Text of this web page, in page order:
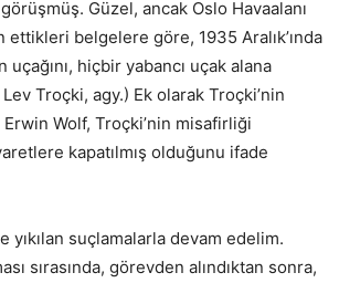
Güzel, ancak Oslo Havaalanı
belgelere göre, 1935 Aralık’ında
uçağını, hiçbir yabancı uçak alana
Lev Troçki, agy.) Ek olarak Troçki’nin
Erwin Wolf, Troçki’nin misafirliği
kapatılmış olduğunu ifade
yıkılan suçlamalarla devam edelim.
sırasında, görevden alındıktan sonra,